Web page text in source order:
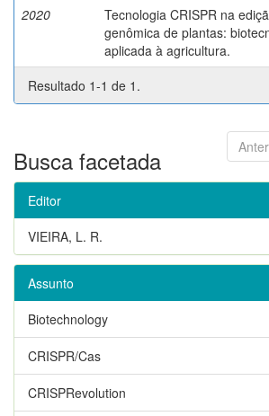
2020
Tecnologia CRISPR na
genômica de plantas:
aplicada à agricultura.
Resultado 1-1 de 1.
Busca facetada
Editor
VIEIRA, L. R.
Assunto
Biotechnology
CRISPR/Cas
CRISPRevolution